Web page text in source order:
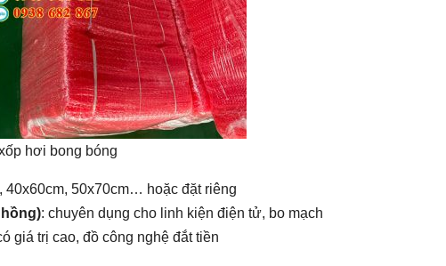
hơi bong bóng
40x60cm, 50x70cm… hoặc đặt riêng
: chuyên dụng cho linh kiện điện tử, bo mạch
giá trị cao, đồ công nghệ đắt tiền